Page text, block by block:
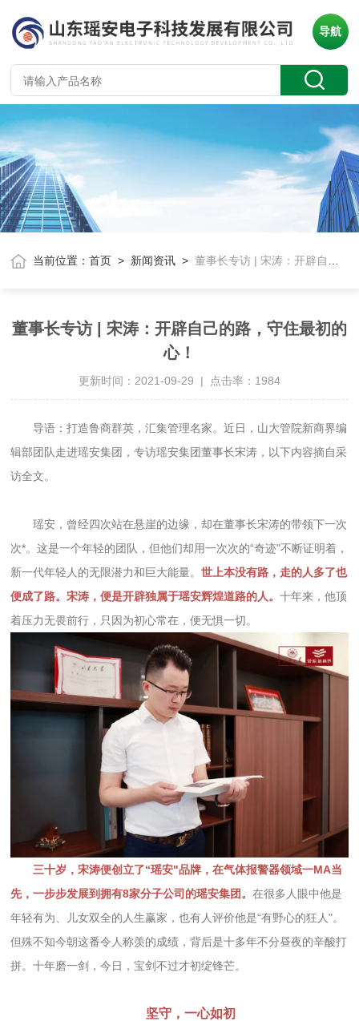
导航
当前位置：首页 > 新闻资讯 >董事长专访 | 宋涛：开辟自己的路，守住最初的心！
董事长专访 | 宋涛：开辟自己的路，守住最初的
心！
更新时间：2021-09-29 | 点击率：1984
导语：打造鲁商群英，汇集管理名家。近日，山大管院新商界编
辑部团队走进瑶安集团，专访瑶安集团董事长宋涛，以下内容摘自采
访全文。
瑶安，曾经四次站在悬崖的边缘，却在董事长宋涛的带领下一次
次*。这是一个年轻的团队，但他们却用一次次的“奇迹"不断证明着，
新一代年轻人的无限潜力和巨大能量。世上本没有路，走的人多了也
便成了路。宋涛，便是开辟独属于瑶安辉煌道路的人。十年来，他顶
着压力无畏前行，只因为初心常在，便无惧一切。
三十岁，宋涛便创立了“瑶安"品牌，在气体报警器领域一MA当
先，一步步发展到拥有8家分子公司的瑶安集团。在很多人眼中他是
年轻有为、儿女双全的人生赢家，也有人评价他是“有野心的狂人"。
但殊不知今朝这番令人称羡的成绩，背后是十多年不分昼夜的辛酸打
拼。十年磨一剑，今日，宝剑不过才初绽锋芒。
坚守，一心如初